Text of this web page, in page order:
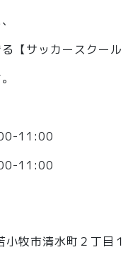
【サッカースクール
11:00
11:00
市清水町２丁目１